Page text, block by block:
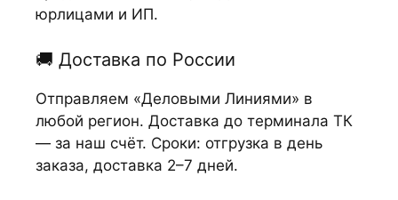
юрлицами и ИП.
🚚 Доставка по России
Отправляем «Деловыми Линиями» в
любой регион. Доставка до терминала ТК
— за наш счёт. Сроки: отгрузка в день
заказа, доставка 2–7 дней.